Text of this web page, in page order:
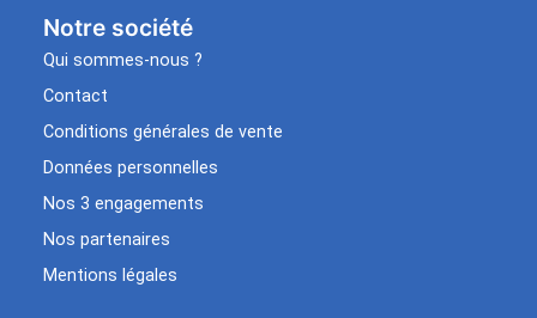
Notre société
Qui sommes-nous ?
Contact
Conditions générales de vente
Données personnelles
Nos 3 engagements
Nos partenaires
Mentions légales